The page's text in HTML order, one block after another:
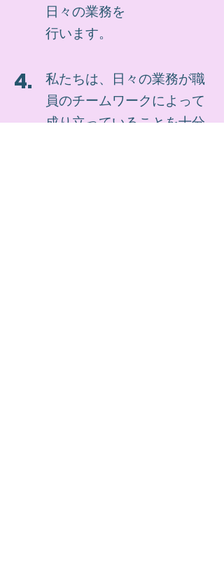
日々の業務を
行います。
4.
私たちは、日々の業務が職
員のチームワークによって
成り立っていることを十分